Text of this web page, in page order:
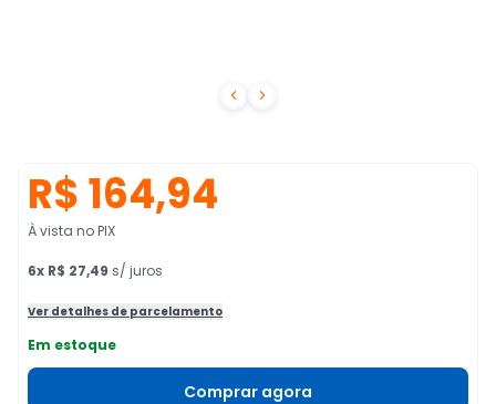
 
R$ 164,94
À vista no PIX
6x R$ 27,49 s/ juros
Ver detalhes de parcelamento
Em estoque
Comprar agora